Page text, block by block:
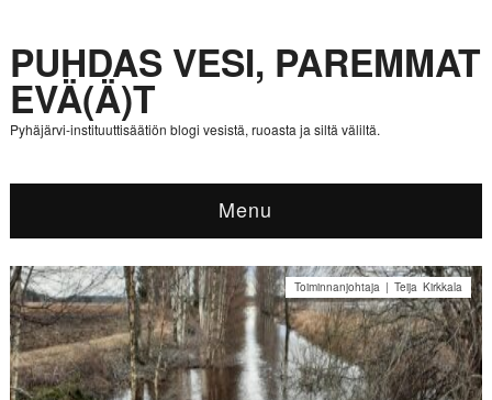
PUHDAS VESI, PAREMMAT
EVÄ(Ä)T
Pyhäjärvi-instituuttisäätiön blogi vesistä, ruoasta ja siltä väliltä.
Menu
Toiminnanjohtaja | Teija Kirkkala